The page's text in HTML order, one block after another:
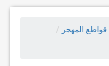
قواطع المهجر /